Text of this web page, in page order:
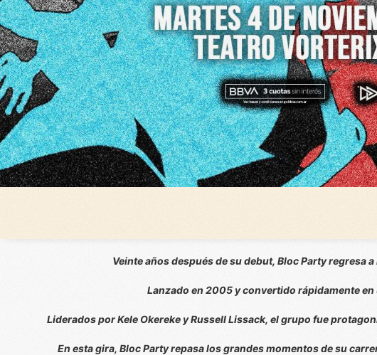
Veinte años después de su debut, Bloc Party regresa
Lanzado en 2005 y convertido rápidamente
Liderados por Kele Okereke y Russell Lissack, el grupo fue
En esta gira, Bloc Party repasa los grandes momentos de su